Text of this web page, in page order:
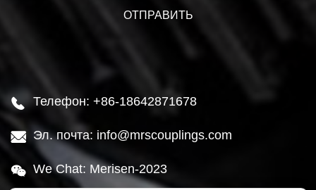
 Телефон: +86-18642871678
 Эл. почта: info@mrscouplings.com
 We Chat: Merisen-2023